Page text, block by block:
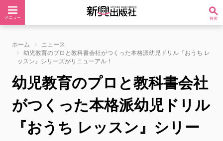
ホーム
ニュース
幼児教育のプロと教科書会社がつくった本格派幼児ドリル『おうち レ
ッスン』シリーズがリニューアル！
幼児教育のプロと教科書会社
がつくった本格派幼児ドリル
『おうち レッスン』シリー